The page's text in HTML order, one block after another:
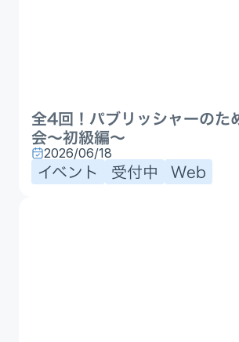
全4回！パブリッシャーのた
会〜初級編〜
2026/06/18
イベント 受付中 Web